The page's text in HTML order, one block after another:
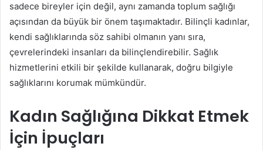
sadece bireyler için değil, aynı zamanda toplum sağlığı
açısından da büyük bir önem taşımaktadır. Bilinçli kadınlar,
kendi sağlıklarında söz sahibi olmanın yanı sıra,
çevrelerindeki insanları da bilinçlendirebilir. Sağlık
hizmetlerini etkili bir şekilde kullanarak, doğru bilgiyle
sağlıklarını korumak mümkündür.
Kadın Sağlığına Dikkat Etmek
İçin İpuçları